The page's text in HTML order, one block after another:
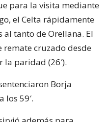
para la visita mediante
el Celta rápidamente
al tanto de Orellana. El
remate cruzado desde
paridad (26′).
Borja
los 59′.